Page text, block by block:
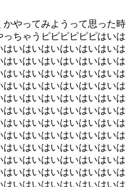
やってみようって思った時
ちゃうピピピピピピはいは
いはいはいはいはいはいは
いはいはいはいはいはいは
いはいはいはいはいはいは
いはいはいはいはいはいは
いはいはいはいはいはいは
いはいはいはいはいはいは
いはいはいはいはいはいは
いはいはいはいはいはいは
いはいはいはいはいはいは
いはいはいはいはいはいは
いはいはいはいはいはいは
いはいはいはいはいはいは